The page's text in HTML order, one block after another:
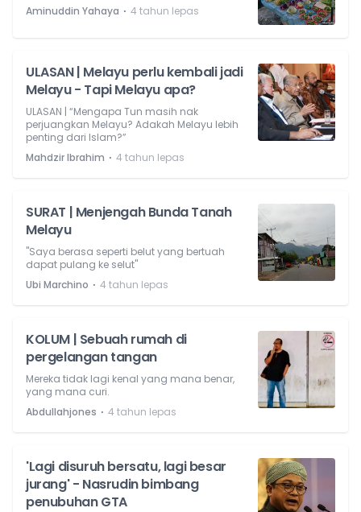
Aminuddin Yahaya ⋅ 4 tahun lepas
ULASAN | Melayu perlu kembali jadi
Melayu - Tapi Melayu apa?
ULASAN | “Mengapa Tun masih nak
perjuangkan Melayu? Adakah Melayu lebih
penting dari Islam?”
Mahdzir Ibrahim ⋅ 4 tahun lepas
SURAT | Menjengah Bunda Tanah
Melayu
"Saya berasa seperti belut yang bertuah
dapat pulang ke selut"
Ubi Marchino ⋅ 4 tahun lepas
KOLUM | Sebuah rumah di
pergelangan tangan
Mereka tidak lagi kenal yang mana benar,
yang mana curi.
Abdullahjones ⋅ 4 tahun lepas
'Lagi disuruh bersatu, lagi besar
jurang' - Nasrudin bimbang
penubuhan GTA